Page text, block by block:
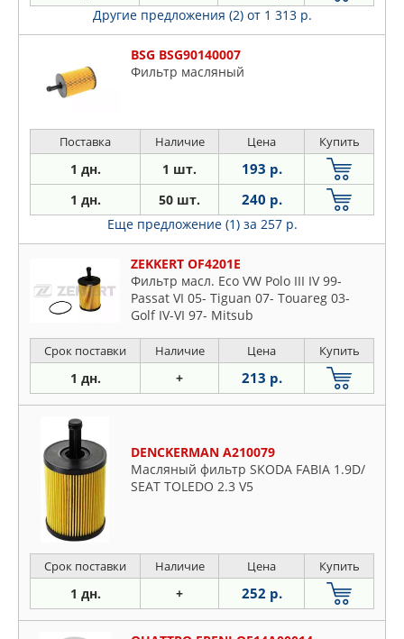
Другие предложения (2) от 1 313 р.
BSG BSG90140007
Фильтр масляный
Поставка Наличие Цена Купить
1 дн. 1 шт. 193 р.
1 дн. 50 шт. 240 р.
Еще предложение (1) за 257 р.
ZEKKERT OF4201E
Фильтр масл. Eco VW Polo III IV 99-
Passat VI 05- Tiguan 07- Touareg 03-
Golf IV-VI 97- Mitsub
Срок поставки Наличие Цена Купить
1 дн. + 213 р.
DENCKERMAN A210079
Масляный фильтр SKODA FABIA 1.9D/
SEAT TOLEDO 2.3 V5
Срок поставки Наличие Цена Купить
1 дн. + 252 р.